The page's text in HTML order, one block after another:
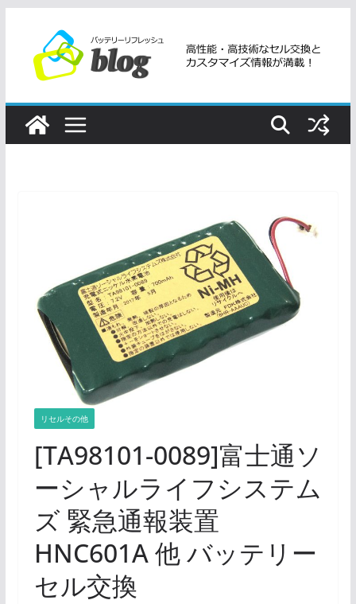
ツ
リセルその他
[TA98101-0089]富士通ソ
ーシャルライフシステム
ズ 緊急通報装置
HNC601A 他 バッテリー
セル交換